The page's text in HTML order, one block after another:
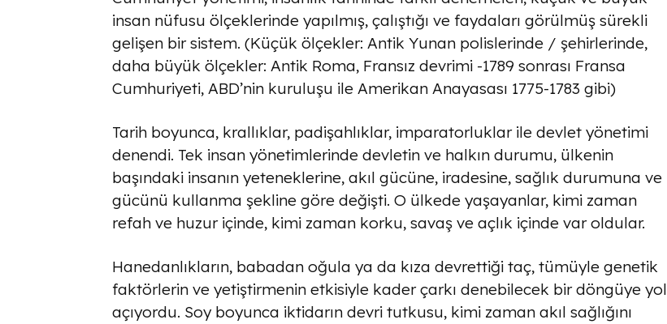
insan nüfusu ölçeklerinde yapılmış, çalıştığı ve faydaları görülmüş sürekli
gelişen bir sistem. (Küçük ölçekler: Antik Yunan polislerinde / şehirlerinde,
daha büyük ölçekler: Antik Roma, Fransız devrimi -1789 sonrası Fransa
Cumhuriyeti, ABD’nin kuruluşu ile Amerikan Anayasası 1775-1783 gibi)
Tarih boyunca, krallıklar, padişahlıklar, imparatorluklar ile devlet yönetimi
denendi. Tek insan yönetimlerinde devletin ve halkın durumu, ülkenin
başındaki insanın yeteneklerine, akıl gücüne, iradesine, sağlık durumuna ve
gücünü kullanma şekline göre değişti. O ülkede yaşayanlar, kimi zaman
refah ve huzur içinde, kimi zaman korku, savaş ve açlık içinde var oldular.
Hanedanlıkların, babadan oğula ya da kıza devrettiği taç, tümüyle genetik
faktörlerin ve yetiştirmenin etkisiyle kader çarkı denebilecek bir döngüye yol
açıyordu. Soy boyunca iktidarın devri tutkusu, kimi zaman akıl sağlığını